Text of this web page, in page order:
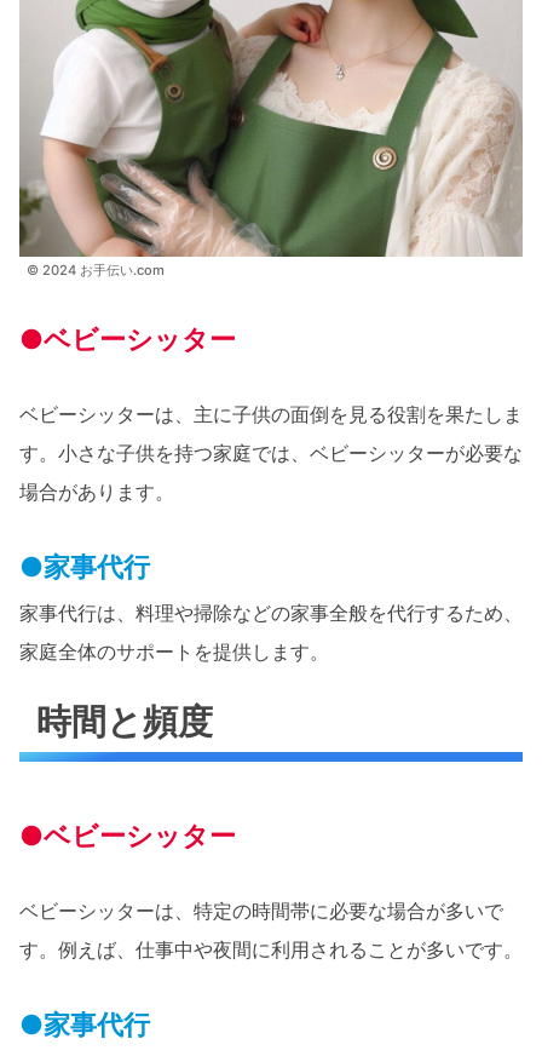
© 2024 お手伝い.com
●ベビーシッター
ベビーシッターは、主に子供の面倒を見る役割を果たしま
す。小さな子供を持つ家庭では、ベビーシッターが必要な
場合があります。
●家事代行
家事代行は、料理や掃除などの家事全般を代行するため、
家庭全体のサポートを提供します。
時間と頻度
●ベビーシッター
ベビーシッターは、特定の時間帯に必要な場合が多いで
す。例えば、仕事中や夜間に利用されることが多いです。
●家事代行